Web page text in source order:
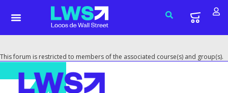
This forum is restricted to members of the associated course(s) and group(s).